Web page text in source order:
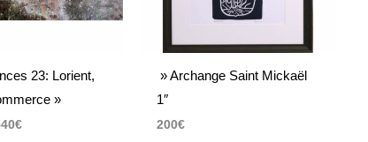
23: Lorient,
»
€
» Archange Saint Mickaël
1″
200€